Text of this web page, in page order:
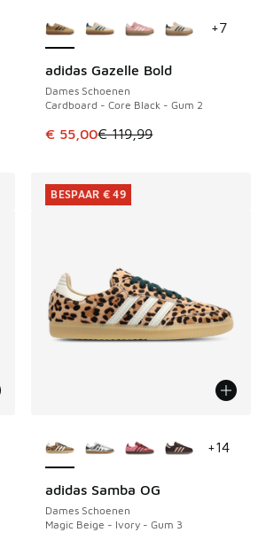
van € 64,99 naar € 40,00
artikel is in de aanbieding Prijs
adidas Gazelle Bold
Dames Schoenen
Cardboard - Core Black - Gum 2
Dit artikel is in de uitverkoop. Dit
€ 55,00€ 119,99
BESPAAR € 64
+7
adidas Samba OG
Dames Schoenen
Magic Beige - Ivory - Gum 3
BESPAAR € 49
+14
BESPAAR € 49